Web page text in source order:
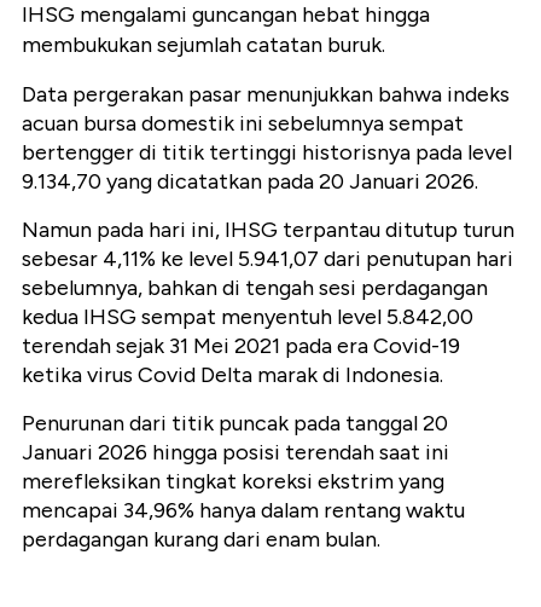
IHSG mengalami guncangan hebat hingga
membukukan sejumlah catatan buruk.
Data pergerakan pasar menunjukkan bahwa indeks
acuan bursa domestik ini sebelumnya sempat
bertengger di titik tertinggi historisnya pada level
9.134,70 yang dicatatkan pada 20 Januari 2026.
Namun pada hari ini, IHSG terpantau ditutup turun
sebesar 4,11% ke level 5.941,07 dari penutupan hari
sebelumnya, bahkan di tengah sesi perdagangan
kedua IHSG sempat menyentuh level 5.842,00
terendah sejak 31 Mei 2021 pada era Covid-19
ketika virus Covid Delta marak di Indonesia.
Penurunan dari titik puncak pada tanggal 20
Januari 2026 hingga posisi terendah saat ini
merefleksikan tingkat koreksi ekstrim yang
mencapai 34,96% hanya dalam rentang waktu
perdagangan kurang dari enam bulan.